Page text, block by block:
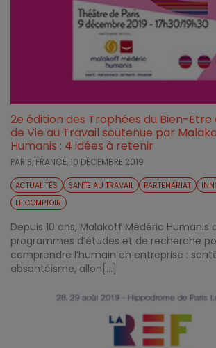
2e édition des Trophées du Bien-
de Vie au Travail soutenue par
Humanis : 4 idées à retenir
PARIS, FRANCE, 10 DÉCEMBRE 2019
ACTUALITÉS SANTE AU TRAVAIL PARTENARIAT
LE COMPTOIR
Depuis 10 ans, Malakoff Médéric Humanis
programmes d’études et de recherche
comprendre l’humain en entreprise :
absentéisme, allon[...]